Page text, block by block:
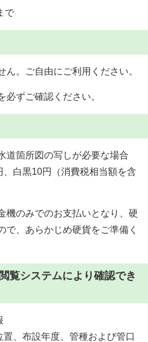
で
。ご自由にご利用ください。
必ずご確認ください。
道箇所図の写しが必要な場合
白黒10円（消費税相当額を含
機のみでのお支払いとなり、硬
で、あらかじめ硬貨をご準備く
覧システムにより確認でき
置、布設年度、管種および管口